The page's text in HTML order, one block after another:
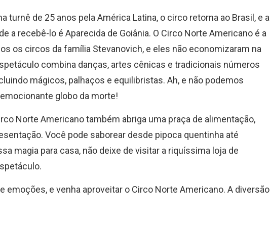
turnê de 25 anos pela América Latina, o circo retorna ao Brasil, e a
a recebê-lo é Aparecida de Goiânia. O Circo Norte Americano é a
os circos da família Stevanovich, e eles não economizaram na
combina danças, artes cênicas e tradicionais números
mágicos, palhaços e equilibristas. Ah, e não podemos
globo da morte!
Norte Americano também abriga uma praça de alimentação,
Você pode saborear desde pipoca quentinha até
magia para casa, não deixe de visitar a riquíssima loja de
emoções, e venha aproveitar o Circo Norte Americano. A diversão